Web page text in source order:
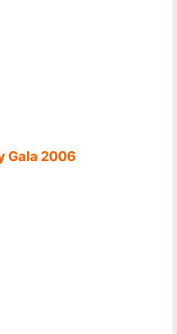
Gala 2006